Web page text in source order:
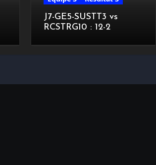
J7-GE5-SUSTT3 vs
RCSTRG10 : 12-2